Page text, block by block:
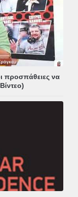
προσπάθειες να